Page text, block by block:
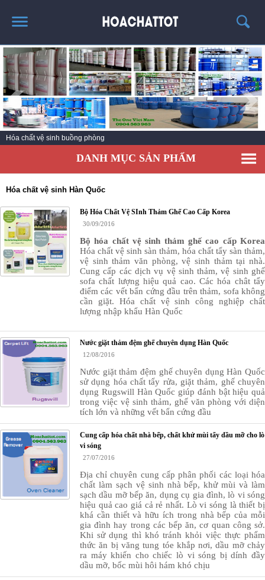
TRANG CHỦ
GIỚI THIỆU
SẢN PHẨM HÓT
KINH NGHIỆM & TIN TỨC
LIÊN HỆ
Hóa chất vệ sinh nhà bếp
DANH MỤC SẢN PHẨM
Hóa chất vệ sinh Hàn Quốc
Bộ Hóa Chất Vệ SInh Thảm Ghế Cao Cấp Korea
30/09/2016
Bộ hóa chất vệ sinh thảm ghế cao cấp Korea
Hóa chất vệ sinh sàn thảm, hóa chất tẩy sàn thảm,
vệ sinh thảm văn phòng, vệ sinh thảm tại nhà.
Cung cấp các dịch vụ vệ sinh thảm, vệ sinh ghế
sofa chất lượng hiệu quả cao. Các hóa chât tẩy
điểm các vết bẩn cứng đầu trên thảm, sofa không
cần giặt. Hóa chất vệ sinh công nghiệp chất
lượng nhập khẩu Hàn Quốc
Nước giặt thảm đệm ghế chuyên dụng Hàn Quốc
12/08/2016
Nước giặt thảm đệm ghế chuyên dụng Hàn Quốc
sử dụng hóa chất tẩy rửa, giặt thảm, ghế chuyên
dụng Rugswill Hàn Quốc giúp đánh bật hiệu quả
trong việc vệ sinh thảm, ghế văn phòng với diện
tích lớn và những vết bẩn cứng đầu
Cung cấp hóa chất nhà bếp, chất khử mùi tẩy dầu mỡ cho lò
vi sóng
27/07/2016
Địa chỉ chuyên cung cấp phân phối các loại hóa
chất làm sạch vệ sinh nhà bếp, khử mùi và làm
sạch dầu mỡ bếp ăn, dụng cụ gia đình, lò vi sóng
hiệu quả cao giá cả rẻ nhất. Lò vi sóng là thiết bị
khá cần thiết và hữu ích trong nhà bếp của mỗi
gia đình hay trong các bếp ăn, cơ quan công sở.
Khi sử dụng thì khó tránh khỏi việc thực phẩm
thức ăn bị văng tung tóe khắp nơi, dầu mỡ chảy
ra máy khiến cho chiếc lò vi sóng bị dính đầy
dầu mỡ, bốc mùi hôi hám khó chịu